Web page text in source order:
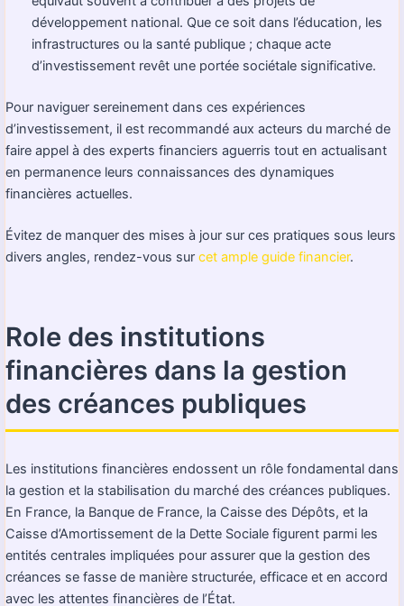
développement national. Que ce soit dans l’éducation, les
infrastructures ou la santé publique ; chaque acte
d’investissement revêt une portée sociétale significative.
Pour naviguer sereinement dans ces expériences
d’investissement, il est recommandé aux acteurs du marché de
faire appel à des experts financiers aguerris tout en actualisant
en permanence leurs connaissances des dynamiques
financières actuelles.
Évitez de manquer des mises à jour sur ces pratiques sous leurs
divers angles, rendez-vous sur cet ample guide financier.
Role des institutions
financières dans la gestion
des créances publiques
Les institutions financières endossent un rôle fondamental dans
la gestion et la stabilisation du marché des créances publiques.
En France, la Banque de France, la Caisse des Dépôts, et la
Caisse d’Amortissement de la Dette Sociale figurent parmi les
entités centrales impliquées pour assurer que la gestion des
créances se fasse de manière structurée, efficace et en accord
avec les attentes financières de l’État.